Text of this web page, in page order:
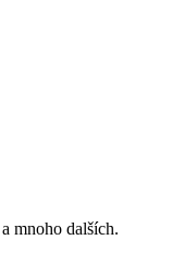
mnoho dalších.